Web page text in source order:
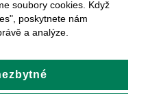
soubory cookies. Když
poskytnete nám
a analýze.